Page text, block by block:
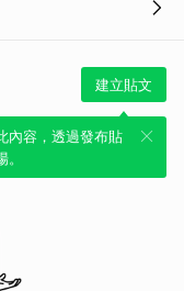
建立貼文
內容，透過發布貼